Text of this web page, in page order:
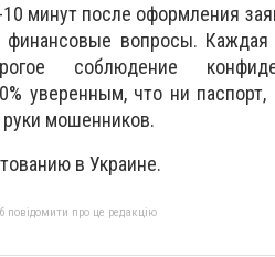
минут после оформления
вопросы. Каждая
соблюдение
уверенным, что ни паспорт,
мошенников.
в Украине.
повідомити про це редакцію